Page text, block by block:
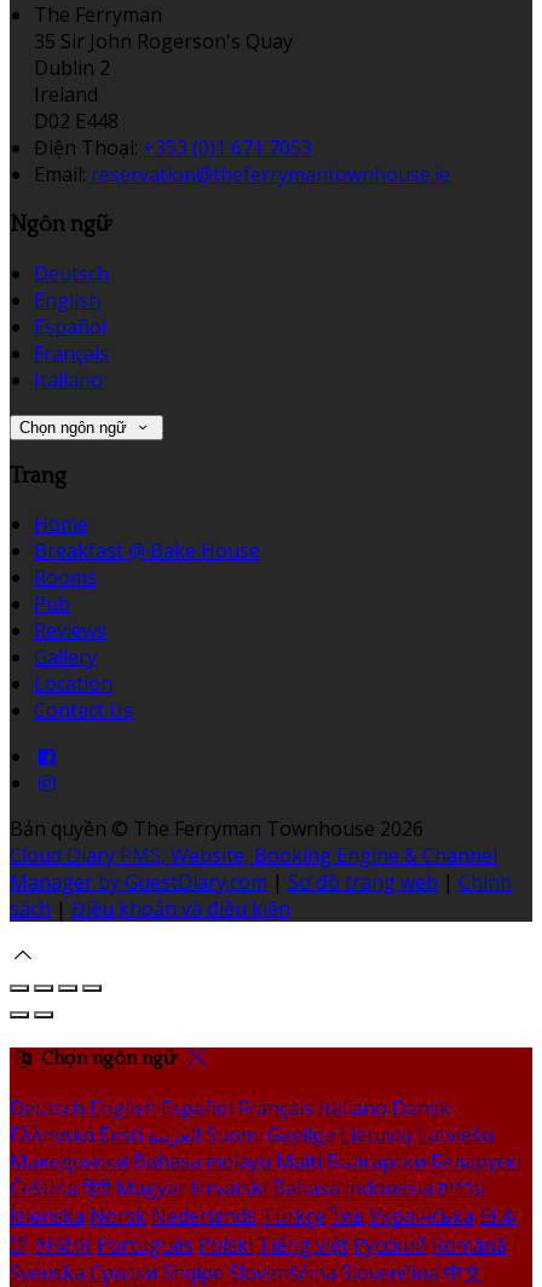
The Ferryman
35 Sir John Rogerson's Quay
Dublin 2
Ireland
D02 E448
Điện Thoại: +353 (0)1 671 7053
Email: reservation@theferrymantownhouse.ie
Ngôn ngữ
Deutsch
English
Español
Français
Italiano
Chọn ngôn ngữ
Trang
Home
Breakfast @ Bake House
Rooms
Pub
Reviews
Gallery
Location
Contact Us
Bản quyền © The Ferryman Townhouse 2026
Cloud Diary PMS, Website, Booking Engine & Channel
Manager by GuestDiary.com | Sơ đồ trang web | Chính
sách | Điều khoản và điều kiện
Chọn ngôn ngữ
Deutsch English Español Français Italiano Dansk
Ελληνικά Eesti العربية Suomi Gaeilge Lietuvių Latviešu
Македонски Bahasa melayu Malti Български Беларускі
Čeština हिंदी Magyar Hrvatski Bahasa indonesia עברית
Íslenska Norsk Nederlands Türkçe ไทย Українська 日本
語 한국어 Português Polski Tiếng việt Русский Română
Svenska Српски Shqipe Slovenščina Slovenčina 中文